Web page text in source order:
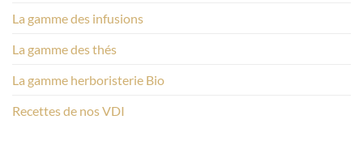
La gamme des infusions
La gamme des thés
La gamme herboristerie Bio
Recettes de nos VDI